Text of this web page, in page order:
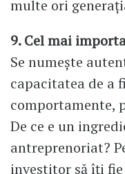
multe ori
9. Cel mai
Se numește
capacitatea de a
comportamente,
De ce e un
antreprenoriat?
investitor să îți